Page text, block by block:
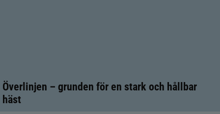
Överlinjen – grunden för en stark och hållbar
häst